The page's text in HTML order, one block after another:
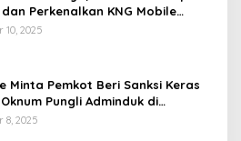
Perkenalkan KNG Mobile
10, 2025
Minta Pemkot Beri Sanksi Keras
Pungli Adminduk di
8, 2025